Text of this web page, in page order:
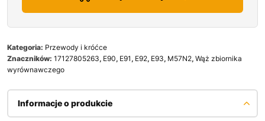
Kategoria: Przewody i króćce
Znaczników: 17127805263, E90, E91 , E92, E93, M57N2, Wąż zbiornika
wyrównawczego
Informacje o produkcie